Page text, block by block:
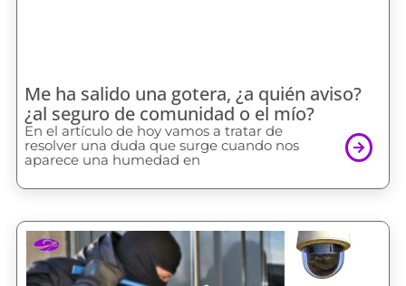
Me ha salido una gotera, ¿a quién aviso?
¿al seguro de comunidad o el mío?
En el artículo de hoy vamos a tratar de
resolver una duda que surge cuando nos
aparece una humedad en